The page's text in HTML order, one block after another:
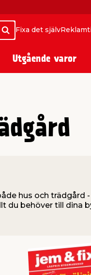
Sök
SökFixa det själv
Utgående varor
hus och trädgård
du behöver till dina